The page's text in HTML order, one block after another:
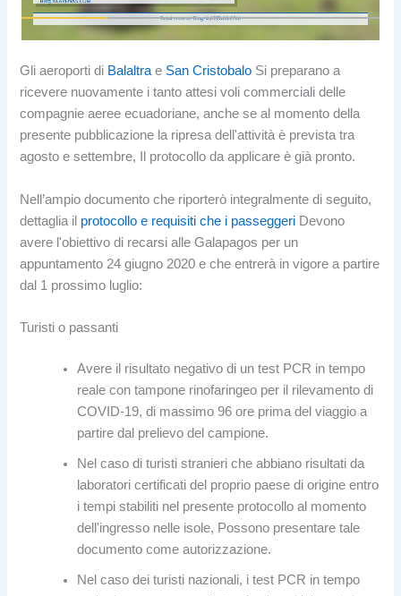
Gli aeroporti di Balaltra e San Cristobalo Si preparano a
ricevere nuovamente i tanto attesi voli commerciali delle
compagnie aeree ecuadoriane, anche se al momento della
presente pubblicazione la ripresa dell'attività è prevista tra
agosto e settembre, Il protocollo da applicare è già pronto.
Nell’ampio documento che riporterò integralmente di seguito,
dettaglia il protocollo e requisiti che i passeggeri Devono
avere l'obiettivo di recarsi alle Galapagos per un
appuntamento 24 giugno 2020 e che entrerà in vigore a partire
dal 1 prossimo luglio:
Turisti o passanti
Avere il risultato negativo di un test PCR in tempo
reale con tampone rinofaringeo per il rilevamento di
COVID-19, di massimo 96 ore prima del viaggio a
partire dal prelievo del campione.
Nel caso di turisti stranieri che abbiano risultati da
laboratori certificati del proprio paese di origine entro
i tempi stabiliti nel presente protocollo al momento
dell'ingresso nelle isole, Possono presentare tale
documento come autorizzazione.
Nel caso dei turisti nazionali, i test PCR in tempo